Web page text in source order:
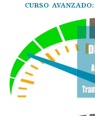
CURSO AVANZADO: